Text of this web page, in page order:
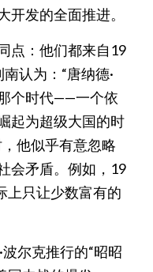
开发的全面推进。
点：他们都来自19
认为：“唐纳德·
个时代——一个依
起为超级大国的时
他似乎有意忽略
会矛盾。例如，19
上只让少数富有的
波尔克推行的“昭昭